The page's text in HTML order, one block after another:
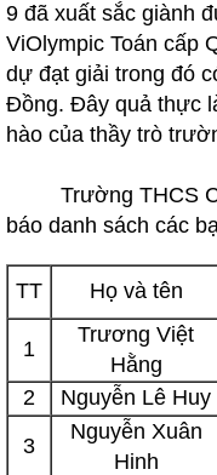
9 đã xuất sắc giành
ViOlympic Toán cấp
dự đạt giải trong đó
Đồng. Đây quả thực
hào của thầy trò
Trường THCS
báo danh sách các
TT Họ và tên
1
Trương Việt
Hằng
2
Nguyễn Lê Huy
3
Nguyễn Xuân
Hinh